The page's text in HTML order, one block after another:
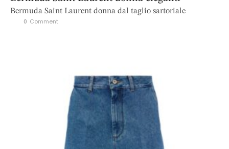
Bermuda Saint Laurent donna dal taglio sartoriale
0 Comment